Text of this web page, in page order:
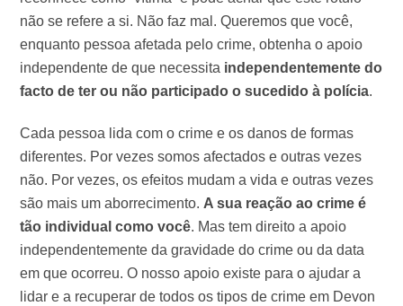
não se refere a si. Não faz mal. Queremos que você,
enquanto pessoa afetada pelo crime, obtenha o apoio
independente de que necessita independentemente do
facto de ter ou não participado o sucedido à polícia.
Cada pessoa lida com o crime e os danos de formas
diferentes. Por vezes somos afectados e outras vezes
não. Por vezes, os efeitos mudam a vida e outras vezes
são mais um aborrecimento. A sua reação ao crime é
tão individual como você. Mas tem direito a apoio
independentemente da gravidade do crime ou da data
em que ocorreu. O nosso apoio existe para o ajudar a
lidar e a recuperar de todos os tipos de crime em Devon